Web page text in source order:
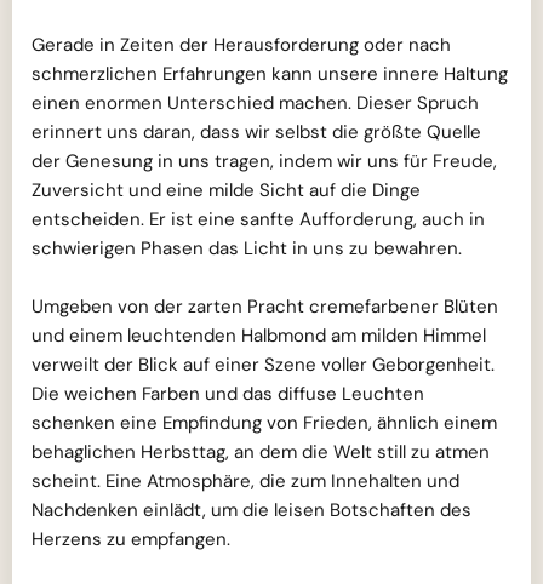
Gerade in Zeiten der Herausforderung oder nach
schmerzlichen Erfahrungen kann unsere innere Haltung
einen enormen Unterschied machen. Dieser Spruch
erinnert uns daran, dass wir selbst die größte Quelle
der Genesung in uns tragen, indem wir uns für Freude,
Zuversicht und eine milde Sicht auf die Dinge
entscheiden. Er ist eine sanfte Aufforderung, auch in
schwierigen Phasen das Licht in uns zu bewahren.
Umgeben von der zarten Pracht cremefarbener Blüten
und einem leuchtenden Halbmond am milden Himmel
verweilt der Blick auf einer Szene voller Geborgenheit.
Die weichen Farben und das diffuse Leuchten
schenken eine Empfindung von Frieden, ähnlich einem
behaglichen Herbsttag, an dem die Welt still zu atmen
scheint. Eine Atmosphäre, die zum Innehalten und
Nachdenken einlädt, um die leisen Botschaften des
Herzens zu empfangen.